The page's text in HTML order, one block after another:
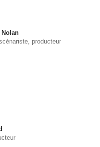
producteur